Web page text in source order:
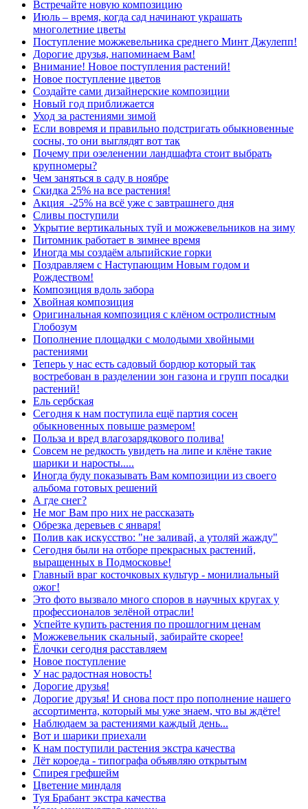
Встречайте новую композицию
Июль – время, когда сад начинают украшать
многолетние цветы
Поступление можжевельника среднего Минт Джулепп!
Дорогие друзья, напоминаем Вам!
Внимание! Новое поступления растений!
Новое поступление цветов
Создайте сами дизайнерские композиции
Новый год приближается
Уход за растениями зимой
Если вовремя и правильно подстригать обыкновенные
сосны, то они выглядят вот так
Почему при озеленении ландшафта стоит выбрать
крупномеры?
Чем заняться в саду в ноябре
Скидка 25% на все растения!
Акция -25% на всё уже с завтрашнего дня
Сливы поступили
Укрытие вертикальных туй и можжевельников на зиму
Питомник работает в зимнее время
Иногда мы создаём альпийские горки
Поздравляем с Наступающим Новым годом и
Рождеством!
Композиция вдоль забора
Хвойная композиция
Оригинальная композиция с клёном остролистным
Глобозум
Пополнение площадки с молодыми хвойными
растениями
Теперь у нас есть садовый бордюр который так
востребован в разделении зон газона и групп посадки
растений!
Ель сербская
Сегодня к нам поступила ещё партия сосен
обыкновенных повыше размером!
Польза и вред влагозарядкового полива!
Совсем не редкость увидеть на липе и клёне такие
шарики и наросты.....
Иногда буду показывать Вам композиции из своего
альбома готовых решений
А где снег?
Не мог Вам про них не рассказать
Обрезка деревьев с января!
Полив как искусство: "не заливай, а утоляй жажду"
Сегодня были на отборе прекрасных растений,
выращенных в Подмосковье!
Главный враг косточковых культур - монилиальный
ожог!
Это фото вызвало много споров в научных кругах у
профессионалов зелёной отрасли!
Успейте купить растения по прошлогним ценам
Можжевельник скальный, забирайте скорее!
Ёлочки сегодня расставляем
Новое поступление
У нас радостная новость!
Дорогие друзья!
Дорогие друзья! И снова пост про пополнение нашего
ассортимента, который мы уже знаем, что вы ждёте!
Наблюдаем за растениями каждый день...
Вот и шарики приехали
К нам поступили растения экстра качества
Лёт короеда - типографа объявляю открытым
Спирея грефшейм
Цветение миндаля
Туя Брабант экстра качества